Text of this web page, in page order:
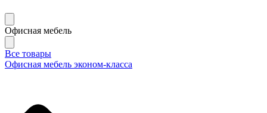
Офисная мебель
Все товары
Офисная мебель эконом-класса